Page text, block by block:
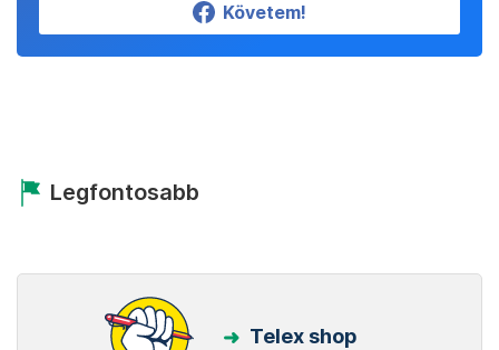
Követem!
Legfontosabb
Telex shop